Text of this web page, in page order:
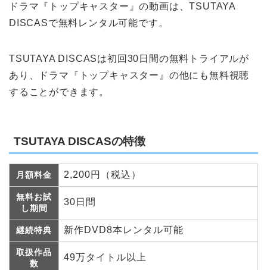
ドラマ『トップキャスター』の動画は、TSUTAYA
DISCASで無料レンタル可能です。
TSUTAYA DISCASは初回30日間の無料トライアルが
あり、ドラマ『トップキャスター』の他にも無料視聴
することができます。
TSUTAYA DISCASの特徴
月額料金 2,200円（税込）
無料お試
し期間
30日間
継続特典 新作DVD8本レンタル可能
取扱作品
数
49万タイトル以上